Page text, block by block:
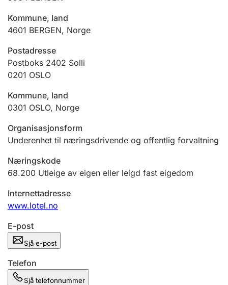
Ektepaktrettleiaren
Andre tema
Kommune, land
4601 BERGEN, Norge
Postadresse
Postboks 2402 Solli
0201 OSLO
Kommune, land
0301 OSLO, Norge
Organisasjonsform
Underenhet til næringsdrivende og offentlig forvaltning
Næringskode
68.200 Utleige av eigen eller leigd fast eigedom
Internettadresse
www.lotel.no
E-post
Sjå e-post
Telefon
Sjå telefonnummer